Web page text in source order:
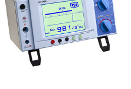
45％（割引率55％）